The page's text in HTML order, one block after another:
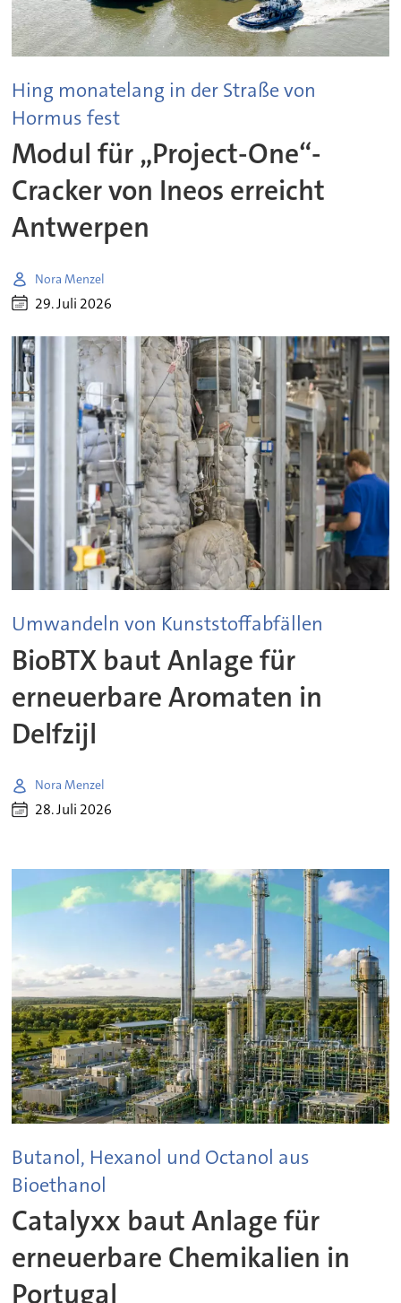
Hing monatelang in der Straße von
Hormus fest
Modul für „Project-One“-
Cracker von Ineos erreicht
Antwerpen
Nora Menzel
29. Juli 2026
Umwandeln von Kunststoffabfällen
BioBTX baut Anlage für
erneuerbare Aromaten in
Delfzijl
Nora Menzel
28. Juli 2026
Butanol, Hexanol und Octanol aus
Bioethanol
Catalyxx baut Anlage für
erneuerbare Chemikalien in
Portugal